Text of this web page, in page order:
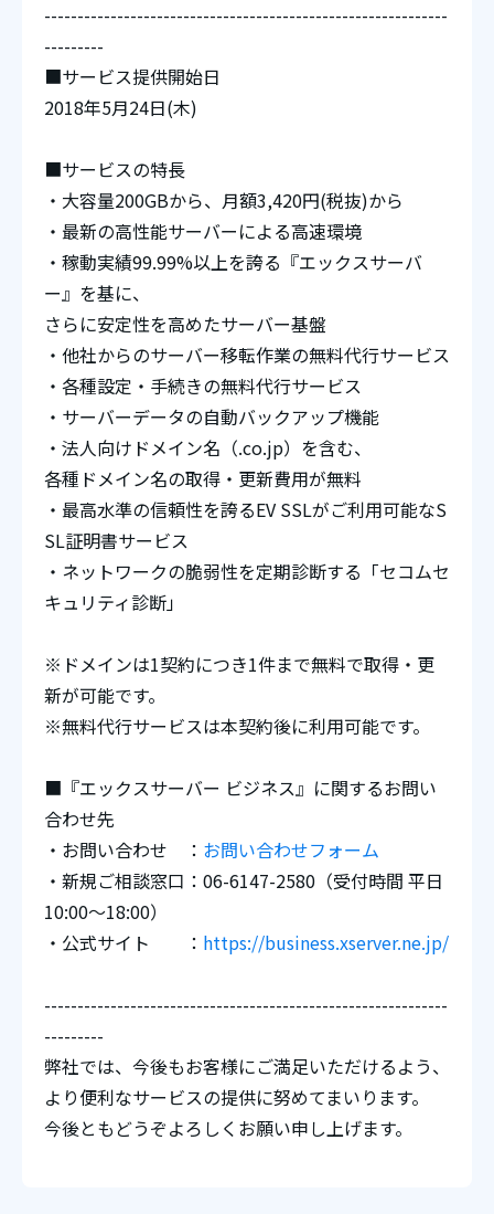
-------------------------------------------------------------
---------
■サービス提供開始日
2018年5月24日(木)
■サービスの特長
・大容量200GBから、月額3,420円(税抜)から
・最新の高性能サーバーによる高速環境
・稼動実績99.99%以上を誇る『エックスサーバ
ー』を基に、
さらに安定性を高めたサーバー基盤
・他社からのサーバー移転作業の無料代行サービス
・各種設定・手続きの無料代行サービス
・サーバーデータの自動バックアップ機能
・法人向けドメイン名（.co.jp）を含む、
各種ドメイン名の取得・更新費用が無料
・最高水準の信頼性を誇るEV SSLがご利用可能なS
SL証明書サービス
・ネットワークの脆弱性を定期診断する「セコムセ
キュリティ診断」
※ドメインは1契約につき1件まで無料で取得・更
新が可能です。
※無料代行サービスは本契約後に利用可能です。
■『エックスサーバー ビジネス』に関するお問い
合わせ先
・お問い合わせ ： お問い合わせフォーム
・新規ご相談窓口：06-6147-2580（受付時間 平日
10:00～18:00）
・公式サイト ： https://business.xserver.ne.jp/
-------------------------------------------------------------
---------
弊社では、今後もお客様にご満足いただけるよう、
より便利なサービスの提供に努めてまいります。
今後ともどうぞよろしくお願い申し上げます。